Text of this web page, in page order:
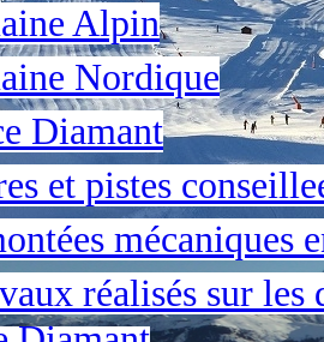
Alpin
Nordique
Diamant
et pistes
mécaniques
réalisés sur les